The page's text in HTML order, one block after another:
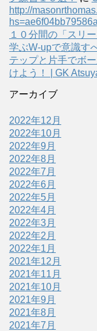
http://
１０分間の「スリ
学ぶW-upで意識す
テップと片手でボ
けよう！ | GK
アーカイブ
2022年12月
2022年10月
2022年9月
2022年8月
2022年7月
2022年6月
2022年5月
2022年4月
2022年3月
2022年2月
2022年1月
2021年12月
2021年11月
2021年10月
2021年9月
2021年8月
2021年7月